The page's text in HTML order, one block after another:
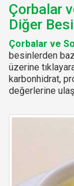
Çorbalar
Diğer
Çorbalar ve
besinlerden
üzerine
karbonhidrat,
değerlerine